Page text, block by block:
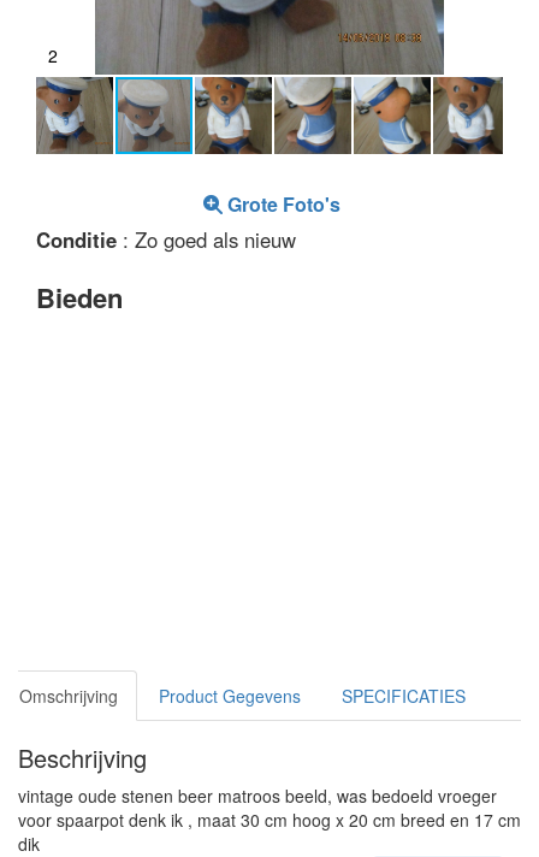
2
Grote Foto's
Conditie : Zo goed als nieuw
Bieden
Omschrijving Product Gegevens SPECIFICATIES
Beschrijving
vintage oude stenen beer matroos beeld, was bedoeld vroeger
voor spaarpot denk ik , maat 30 cm hoog x 20 cm breed en 17 cm
dik